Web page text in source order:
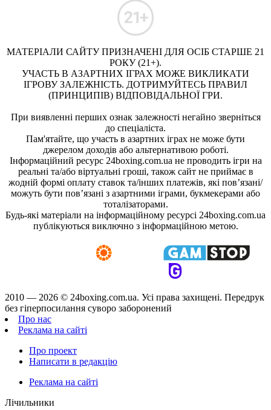
МАТЕРІАЛИ САЙТУ ПРИЗНАЧЕНІ ДЛЯ ОСІБ СТАРШЕ 21
РОКУ (21+).
УЧАСТЬ В АЗАРТНИХ ІГРАХ МОЖЕ ВИКЛИКАТИ
ІГРОВУ ЗАЛЕЖНІСТЬ. ДОТРИМУЙТЕСЬ ПРАВИЛ
(ПРИНЦИПІВ) ВІДПОВІДАЛЬНОЇ ГРИ.
При виявленні перших ознак залежності негайно зверніться
до спеціаліста.
Пам'ятайте, що участь в азартних іграх не може бути
джерелом доходів або альтернативою роботі.
Інформаційний ресурс 24boxing.com.ua не проводить ігри на
реальні та/або віртуальні гроші, також сайт не приймає в
жодній формі оплату ставок та/інших платежів, які пов’язані/
можуть бути пов’язані з азартними іграми, букмекерами або
тоталізаторами.
Будь-які матеріали на інформаційному ресурсі 24boxing.com.ua
публікуються виключно з інформаційною метою.
2010 — 2026 © 24boxing.com.ua. Усi права захищенi. Передрук
без гіперпосилання суворо заборонений
Про нас
Реклама на сайті
Про проект
Написати в редакцію
Реклама на сайті
Лічильники